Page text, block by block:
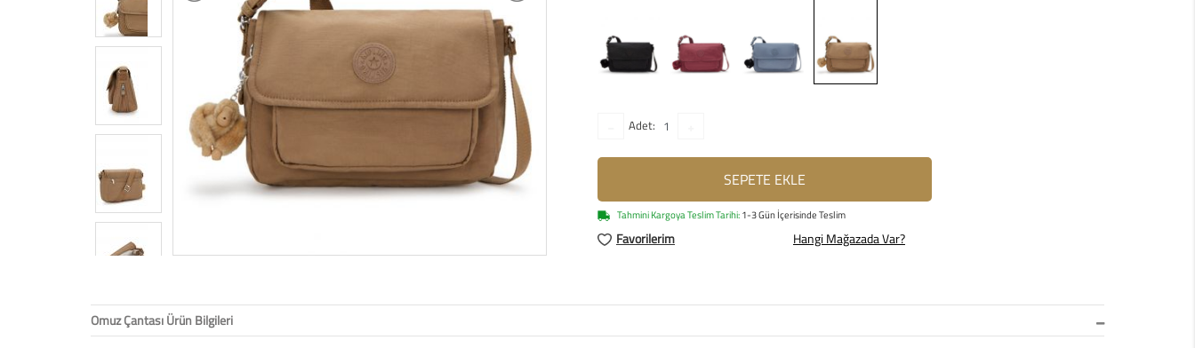
Adet:
SEPETE EKLE
Tahmini Kargoya Teslim Tarihi:1-3 Gün İçerisinde Teslim
Favorilerim Hangi Mağazada Var?
Omuz Çantası Ürün Bilgileri